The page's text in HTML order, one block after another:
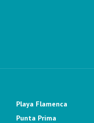
Playa Flamenca
Punta Prima